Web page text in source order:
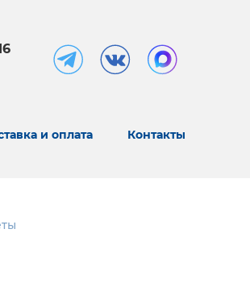
и оплата Контакты